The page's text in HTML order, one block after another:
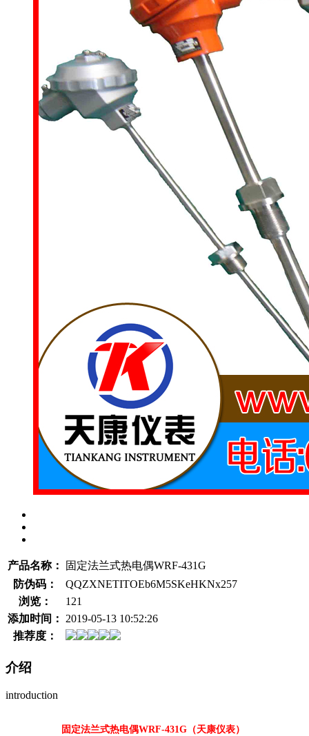
产品名称：
固定法兰式热电偶WRF-431G
防伪码：
QQZXNETITOEb6M5SKeHKNx257
浏览：
121
添加时间：
2019-05-13 10:52:26
推荐度：
介绍
introduction
固定法兰式热电偶WRF-431G （天康仪表）